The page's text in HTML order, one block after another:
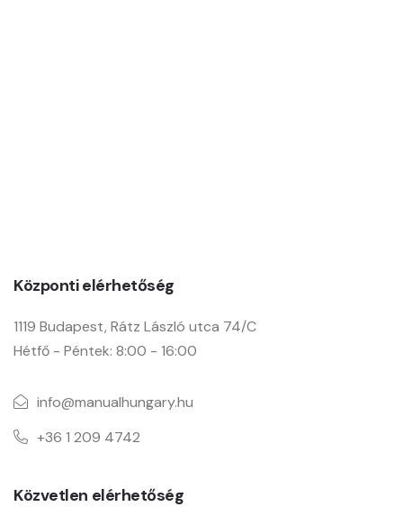
Központi elérhetőség
1119 Budapest, Rátz László utca 74/C
Hétfő - Péntek: 8:00 - 16:00
info@manualhungary.hu
+36 1 209 4742
Közvetlen elérhetőség